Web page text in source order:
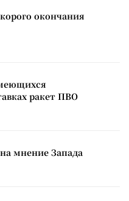
окончания
ракет ПВО
мнение Запада